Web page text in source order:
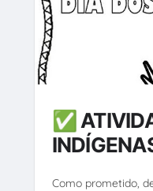
✅
Como prometido,